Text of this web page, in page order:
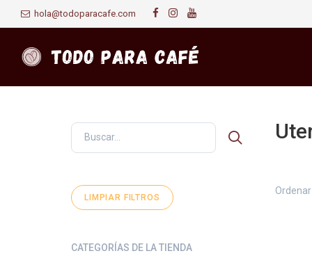
hola@todoparacafe.com
LIMPIAR FILTROS
CATEGORÍAS DE LA TIENDA